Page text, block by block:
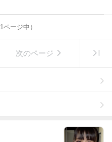
1ページ中）
次のページ